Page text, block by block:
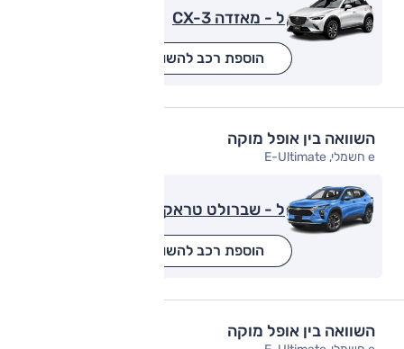
ל - מאזדה CX-3
הוספת רכב להשוואה
השוואה בין אופל מוקה
e חשמלי, E-Ultimate
ל - שברולט טראקס
הוספת רכב להשוואה
השוואה בין אופל מוקה